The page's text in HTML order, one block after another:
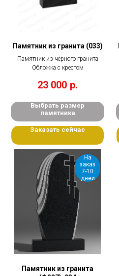
Памятник из гранита (033)
Памятник из черного гранита
Обложка с крестом
23 000 р.
Выбрать размер
памятника
Заказать сейчас
На
заказ
7-10
дней
Памятник из гранита